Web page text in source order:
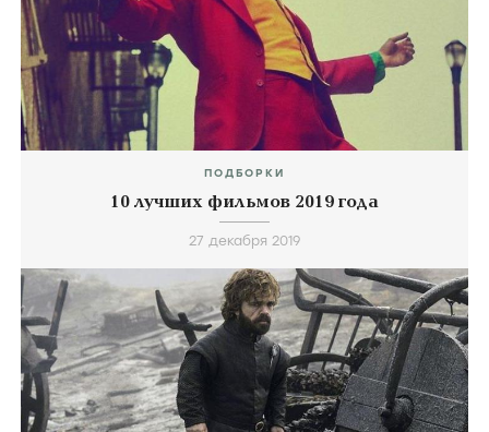
ПОДБОРКИ
10 лучших фильмов 2019 года
27 декабря 2019